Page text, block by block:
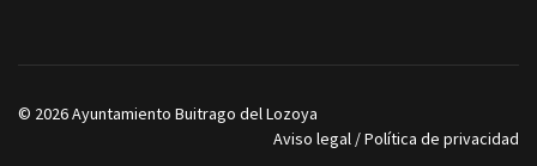
© 2026 Ayuntamiento Buitrago del Lozoya
Aviso legal /Política de privacidad